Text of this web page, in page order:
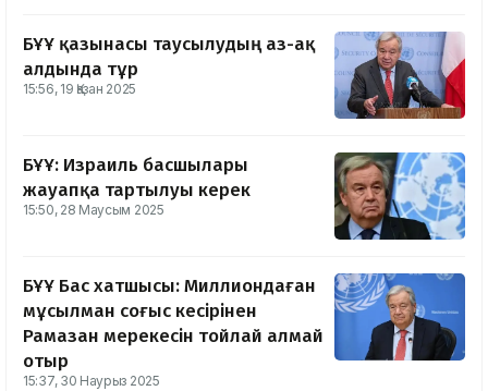
БҰҰ қазынасы таусылудың аз-ақ
алдында тұр
15:56, 19 Қазан 2025
БҰҰ: Израиль басшылары
жауапқа тартылуы керек
15:50, 28 Маусым 2025
БҰҰ Бас хатшысы: Миллиондаған
мұсылман соғыс кесірінен
Рамазан мерекесін тойлай алмай
отыр
15:37, 30 Наурыз 2025